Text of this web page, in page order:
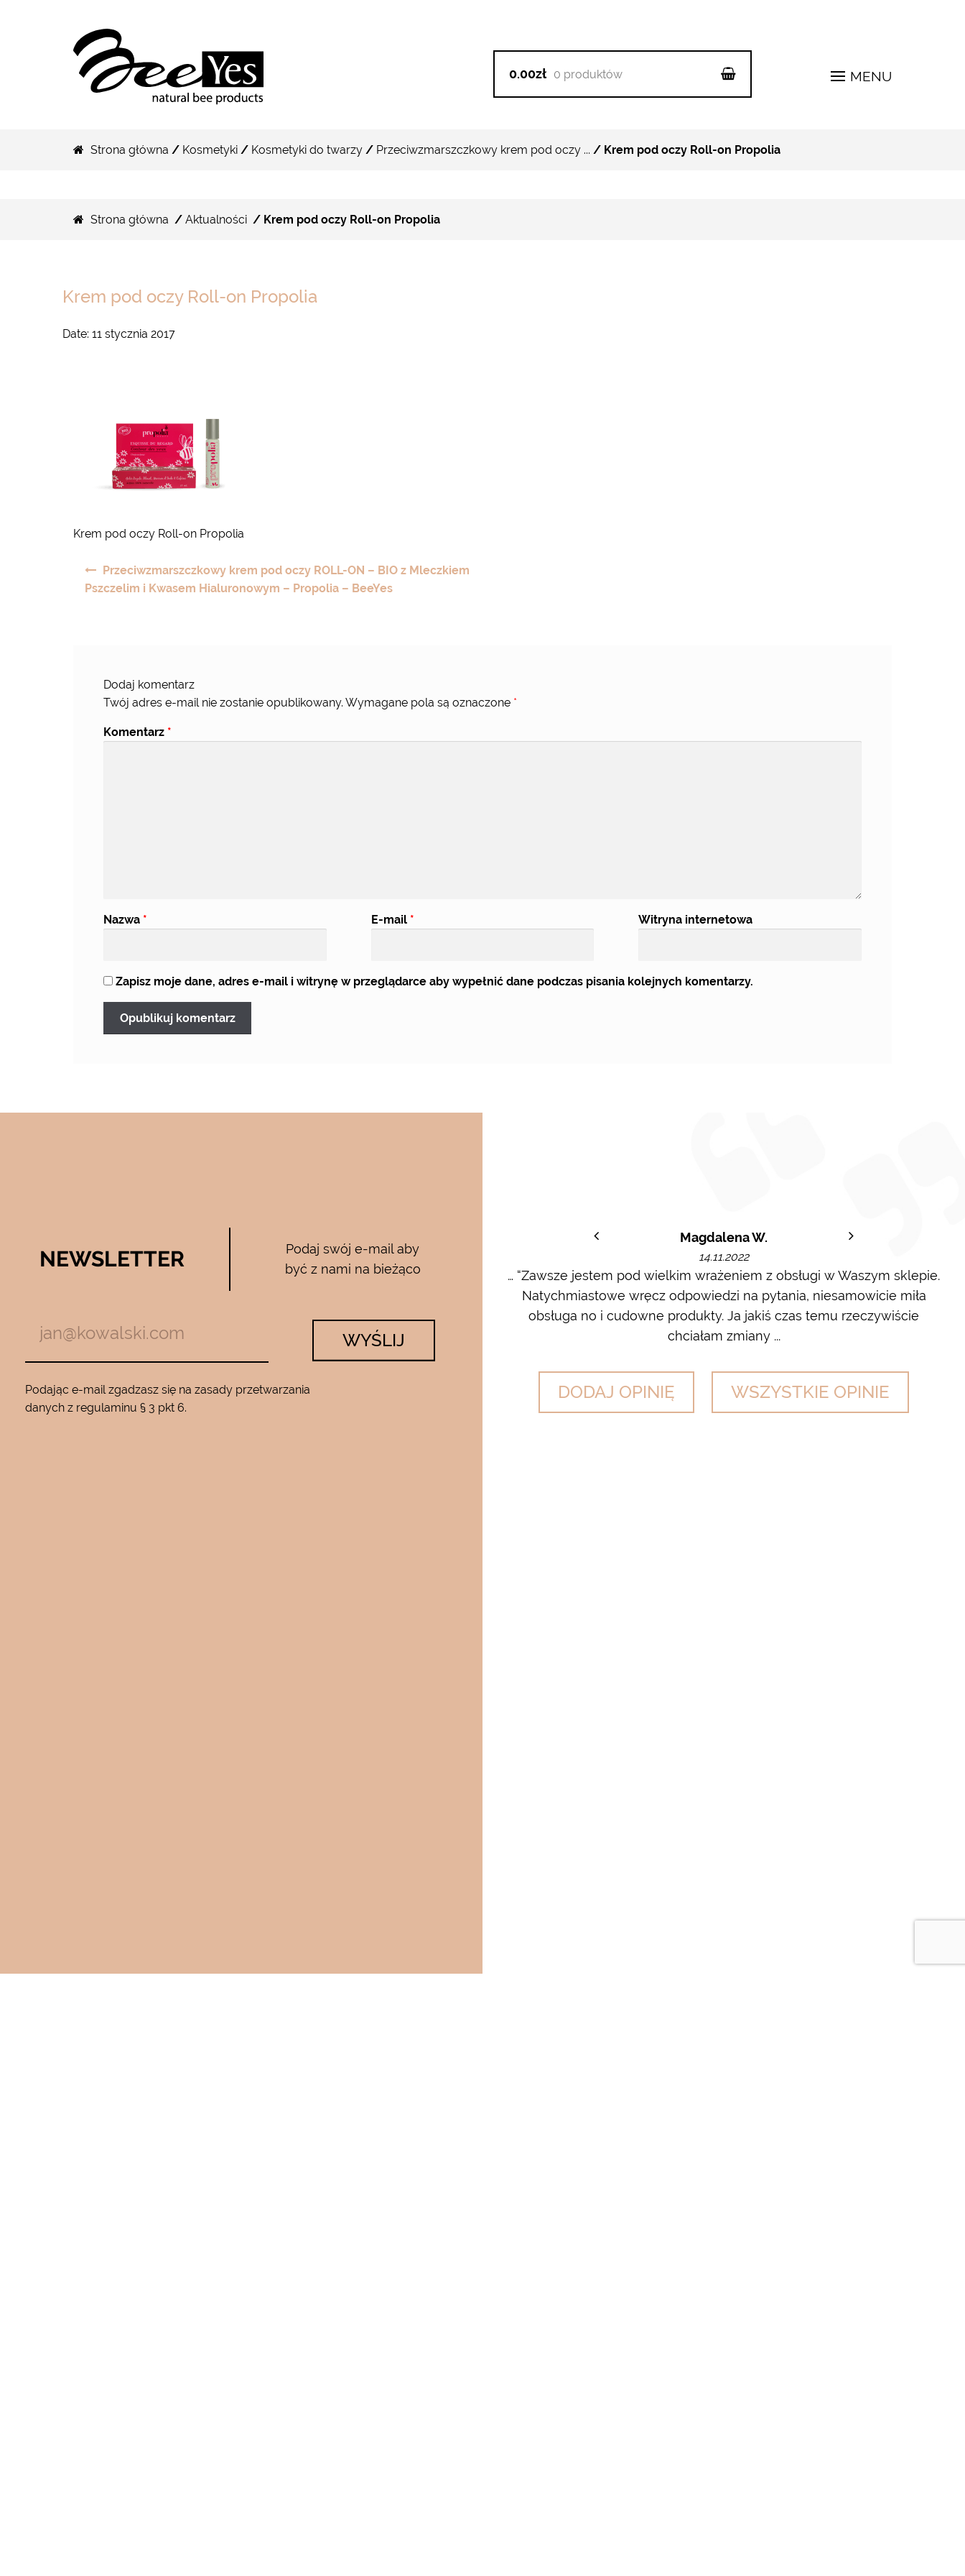
0.00zł 0 produktów MENU
Strona główna / Kosmetyki/ Kosmetyki do twarzy/ Przeciwzmarszczkowy krem pod oczy ... / Krem pod oczy Roll-on Propolia
Strona główna / Aktualności/ Krem pod oczy Roll-on Propolia
Krem pod oczy Roll-on Propolia
Date: 11 stycznia 2017
Krem pod oczy Roll-on Propolia
Nawigacja
wpisu
Przeciwzmarszczkowy krem pod oczy ROLL-ON – BIO z Mleczkiem
Pszczelim i Kwasem Hialuronowym – Propolia – BeeYes
Dodaj komentarz
Twój adres e-mail nie zostanie opublikowany. Wymagane pola są oznaczone *
Komentarz *
Nazwa * E-mail * Witryna internetowa
Zapisz moje dane, adres e-mail i witrynę w przeglądarce aby wypełnić dane podczas pisania kolejnych komentarzy.
NEWSLETTER
Podaj swój e-mail aby
być z nami na bieżąco
WYŚLIJ
Podając e-mail zgadzasz się na zasady przetwarzania
danych z regulaminu § 3 pkt 6.
05.04.2017
Używam całego zestawu ….maski , serum i kremu pod oczy…..od
roku…..Nie zamienię go na żaden inny krem…..dla mnie to strzał w
10…..Mam piękną gładką skórę ….Super na lato….makijaż utrzymuje się ...
Magdalena W.
14.11.2022
… “Zawsze jestem pod wielkim wrażeniem z obsługi w Waszym sklepie.
Natychmiastowe wręcz odpowiedzi na pytania, niesamowicie miła
obsługa no i cudowne produkty. Ja jakiś czas temu rzeczywiście
chciałam zmiany ...
DODAJ OPINIĘ WSZYSTKIE OPINIE